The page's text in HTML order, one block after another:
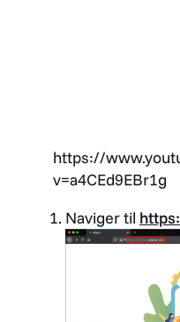
https://
v=a4CEd9EBr1g
Naviger til